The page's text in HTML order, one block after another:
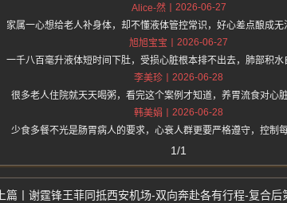
Alice-然
2026-06-27
家属一心想给老人补身体，却不懂液体管控常识，好心差点酿成无
旭旭宝宝
2026-06-27
一千八百毫升液体短时间下肚，受损心脏根本排不出去，肺部积水
李美珍
2026-06-28
很多老人住院就天天喝粥，看完这个案例才知道，养胃流食对心脏
韩美娟
2026-06-28
少食多餐不光是肠胃病人的要求，心衰人群更要严格遵守，控制每
1/1
谢霆锋王菲同抵西安机场-双向奔赴各有行程-复合后